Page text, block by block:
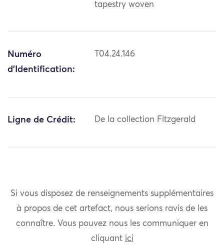
tapestry woven
Numéro
d'Identification:
T04.24.146
Ligne de Crédit: De la collection Fitzgerald
Si vous disposez de renseignements supplémentaires
à propos de cet artefact, nous serions ravis de les
connaître. Vous pouvez nous les communiquer en
cliquant ici